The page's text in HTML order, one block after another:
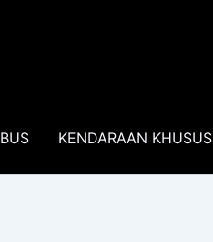
BUS KENDARAAN KHUSUS